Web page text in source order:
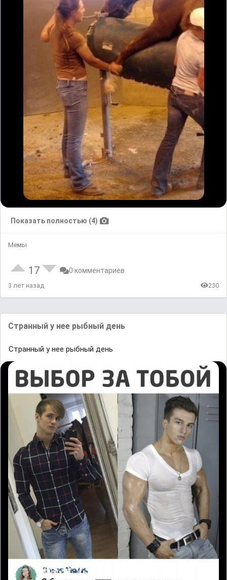
Показать полностью (4)
Мемы
17 0 комментариев
3 лет назад 230
Странный у нее рыбный день
Странный у нее рыбный день